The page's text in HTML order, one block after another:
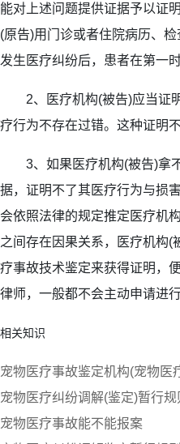
能对上述问题提供证据予以证
(原告)用门诊或者住院病历、
发生医疗纠纷后，患者在第一
2、医疗机构(被告)应当证明
疗行为不存在过错。这种证明
3、如果医疗机构(被告)拿不
据，证明不了其医疗行为与损
会依照法律的规定推定医疗机
之间存在因果关系，医疗机构(
疗事故技术鉴定来获得证明，
律师，一般都不会主动申请进
相关知识
宠物医疗事故鉴定机构(宠物医
宠物医疗纠纷调解(鉴定)暂行
宠物医疗事故能不能报案